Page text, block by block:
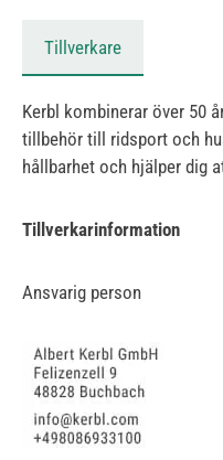
Tillverkare
Kerbl kombinerar över 50
tillbehör till ridsport och
hållbarhet och hjälper dig
Tillverkarinformation
Ansvarig person